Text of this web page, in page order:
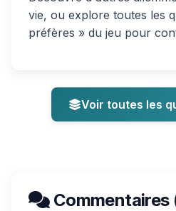
vie, ou explore toutes les
préfères » du jeu pour
Voir toutes les
Commentaires